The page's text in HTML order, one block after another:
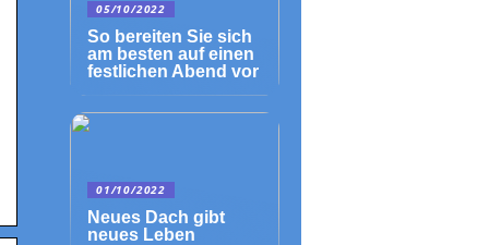
05/10/2022
So bereiten Sie sich
am besten auf einen
festlichen Abend vor
01/10/2022
Neues Dach gibt
neues Leben